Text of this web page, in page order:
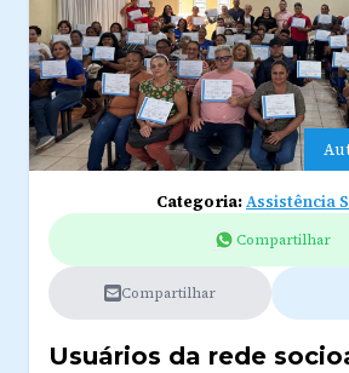
Categoria:Assistência
Compartilhar
Compartilhar
Usuários da rede